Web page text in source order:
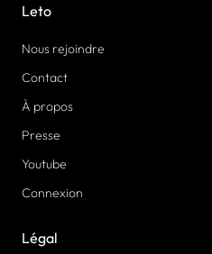
Leto
Nous rejoindre
Contact
À propos
Presse
Youtube
Connexion
Légal